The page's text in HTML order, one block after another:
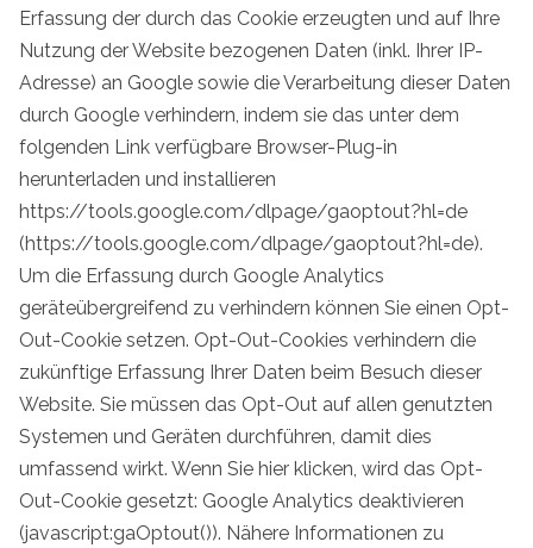
Erfassung der durch das Cookie erzeugten und auf Ihre
Nutzung der Website bezogenen Daten (inkl. Ihrer IP-
Adresse) an Google sowie die Verarbeitung dieser Daten
durch Google verhindern, indem sie das unter dem
folgenden Link verfügbare Browser-Plug-in
herunterladen und installieren
https://tools.google.com/dlpage/gaoptout?hl=de
(https://tools.google.com/dlpage/gaoptout?hl=de).
Um die Erfassung durch Google Analytics
geräteübergreifend zu verhindern können Sie einen Opt-
Out-Cookie setzen. Opt-Out-Cookies verhindern die
zukünftige Erfassung Ihrer Daten beim Besuch dieser
Website. Sie müssen das Opt-Out auf allen genutzten
Systemen und Geräten durchführen, damit dies
umfassend wirkt. Wenn Sie hier klicken, wird das Opt-
Out-Cookie gesetzt: Google Analytics deaktivieren
(javascript:gaOptout()). Nähere Informationen zu